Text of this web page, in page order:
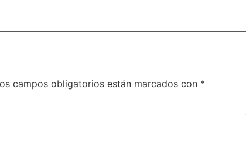
campos obligatorios están marcados con *